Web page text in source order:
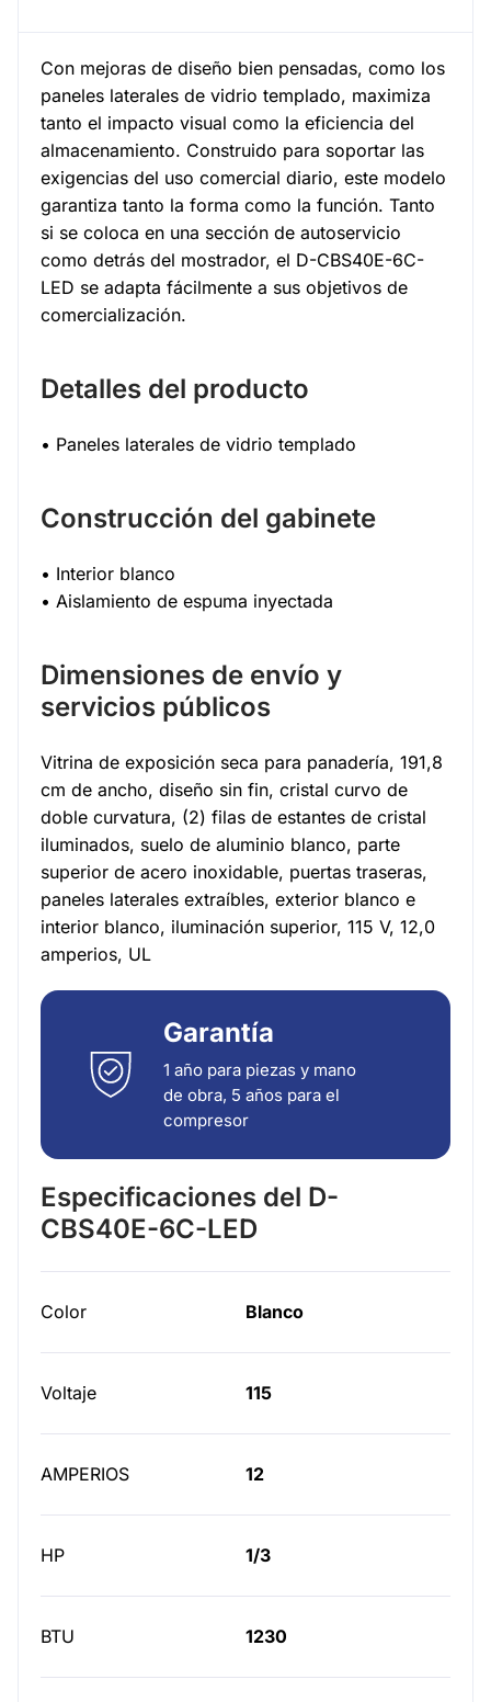
Con mejoras de diseño bien pensadas, como los
paneles laterales de vidrio templado, maximiza
tanto el impacto visual como la eficiencia del
almacenamiento. Construido para soportar las
exigencias del uso comercial diario, este modelo
garantiza tanto la forma como la función. Tanto
si se coloca en una sección de autoservicio
como detrás del mostrador, el D-CBS40E-6C-
LED se adapta fácilmente a sus objetivos de
comercialización.
Detalles del producto
• Paneles laterales de vidrio templado
Construcción del gabinete
• Interior blanco
• Aislamiento de espuma inyectada
Dimensiones de envío y
servicios públicos
Vitrina de exposición seca para panadería, 191,8
cm de ancho, diseño sin fin, cristal curvo de
doble curvatura, (2) filas de estantes de cristal
iluminados, suelo de aluminio blanco, parte
superior de acero inoxidable, puertas traseras,
paneles laterales extraíbles, exterior blanco e
interior blanco, iluminación superior, 115 V, 12,0
amperios, UL
Garantía
1 año para piezas y mano
de obra, 5 años para el
compresor
Especificaciones del D-
CBS40E-6C-LED
Color Blanco
Voltaje 115
AMPERIOS 12
HP 1/3
BTU 1230